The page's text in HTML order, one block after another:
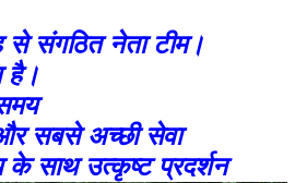
संगठित नेता टीम।
है।
सबसे अच्छी सेवा
के साथ उत्कृष्ट प्रदर्शन